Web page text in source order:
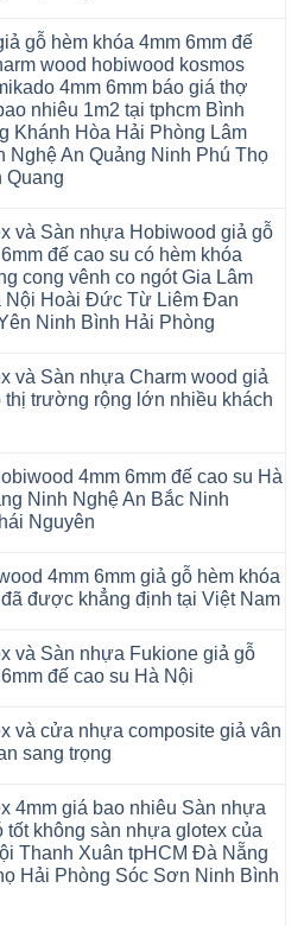
gỗ hèm khóa 4mm 6mm đế
wood hobiwood kosmos
4mm 6mm báo giá thợ
nhiêu 1m2 tại tphcm Bình
Khánh Hòa Hải Phòng Lâm
Nghệ An Quảng Ninh Phú Thọ
Quang
và Sàn nhựa Hobiwood giả gỗ
đế cao su có hèm khóa
cong vênh co ngót Gia Lâm
Nội Hoài Đức Từ Liêm Đan
Ninh Bình Hải Phòng
và Sàn nhựa Charm wood giả
thị trường rộng lớn nhiều khách
4mm 6mm đế cao su Hà
Ninh Nghệ An Bắc Ninh
Nguyên
4mm 6mm giả gỗ hèm khóa
được khẳng định tại Việt Nam
và Sàn nhựa Fukione giả gỗ
đế cao su Hà Nội
và cửa nhựa composite giả vân
sang trọng
4mm giá bao nhiêu Sàn nhựa
tốt không sàn nhựa glotex của
Thanh Xuân tpHCM Đà Nẵng
Hải Phòng Sóc Sơn Ninh Bình